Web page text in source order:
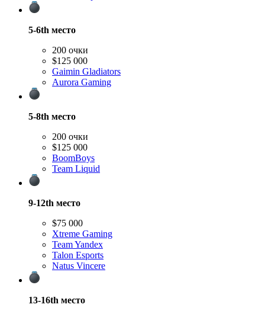
5-6th место
200 очки
$125 000
Gaimin Gladiators
Aurora Gaming
5-8th место
200 очки
$125 000
BoomBoys
Team Liquid
9-12th место
$75 000
Xtreme Gaming
Team Yandex
Talon Esports
Natus Vincere
13-16th место